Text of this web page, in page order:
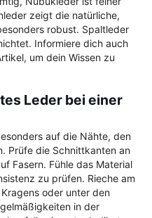
zeigt die natürliche,
robust. Spaltleder
Informiere dich auch
um dein Wissen zu
Leder bei einer
auf die Nähte, den
Prüfe die Schnittkanten an
Fasern. Fühle das Material
zu prüfen. Rieche am
oder unter den
in der